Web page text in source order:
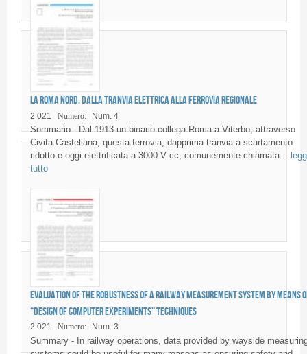
La Roma Nord, dalla tranvia elettrica alla ferrovia regionale
2 021 Numero: Num. 4
Sommario - Dal 1913 un binario collega Roma a Viterbo, attraverso
Civita Castellana; questa ferrovia, dapprima tranvia a scartamento
ridotto e oggi elettrificata a 3000 V cc, comunemente chiamata...
tutto
Evaluation of the robustness of a railway measurement system by means
“Design of Computer Experiments” techniques
2 021 Numero: Num. 3
Summary - In railway operations, data provided by wayside